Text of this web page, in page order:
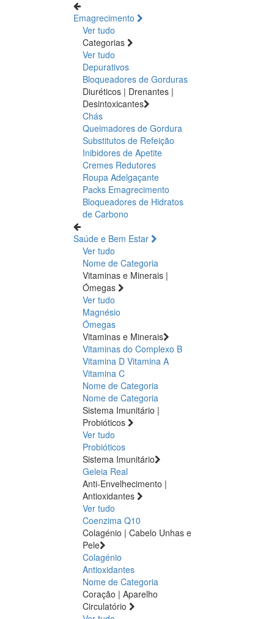
Emagrecimento
Ver tudo
Categorias
Ver tudo
Depurativos
Bloqueadores de Gorduras
Diuréticos | Drenantes |
Desintoxicantes
Chás
Queimadores de Gordura
Substitutos de Refeição
Inibidores de Apetite
Cremes Redutores
Roupa Adelgaçante
Packs Emagrecimento
Bloqueadores de Hidratos
de Carbono
Saúde e Bem Estar
Ver tudo
Nome de Categoria
Vitaminas e Minerais |
Ómegas
Ver tudo
Magnésio
Ómegas
Vitaminas e Minerais
Vitaminas do Complexo B
Vitamina D Vitamina A
Vitamina C
Nome de Categoria
Nome de Categoria
Sistema Imunitário |
Probióticos
Ver tudo
Probióticos
Sistema Imunitário
Geleia Real
Anti-Envelhecimento |
Antioxidantes
Ver tudo
Coenzima Q10
Colagénio | Cabelo Unhas e
Pele
Colagénio
Antioxidantes
Nome de Categoria
Coração | Aparelho
Circulatório